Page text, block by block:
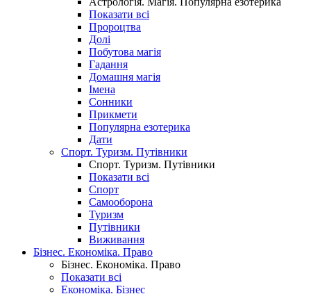
Показати всі
Пророцтва
Долі
Побутова магія
Гадання
Домашня магія
Імена
Сонники
Прикмети
Популярна езотерика
Дати
Спорт. Туризм. Путівники
Спорт. Туризм. Путівники
Показати всі
Спорт
Самооборона
Туризм
Путівники
Виживання
Бізнес. Економіка. Право
Бізнес. Економіка. Право
Показати всі
Економіка. Бізнес